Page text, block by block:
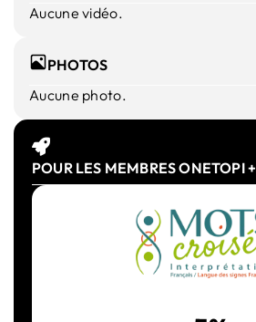
Aucune vidéo.
PHOTOS
Aucune photo.
POUR LES MEMBRES ONETOPI +